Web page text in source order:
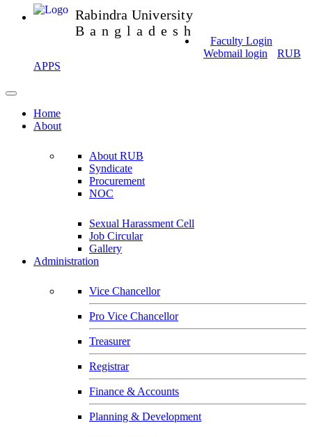
Rabindra University
Bangladesh
Faculty Login
Webmail login
RUB
APPS
Home
About
About RUB
Syndicate
Procurement
NOC
Sexual Harassment Cell
Job Circular
Gallery
Administration
Vice Chancellor
Pro Vice Chancellor
Treasurer
Registrar
Finance & Accounts
Planning & Development